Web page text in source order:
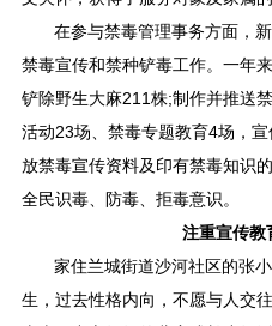
在参与禁毒管理事务方面，
禁毒宣传和禁种铲毒工作。一年
铲除野生大麻211株;制作并推送
活动23场、禁毒专题教育4场，
放禁毒宣传资料及印有禁毒知识
全民识毒、防毒、拒毒意识。
注重宣传教
家住兰城街道沙河社区的张
生，过去性格内向，不愿与人交